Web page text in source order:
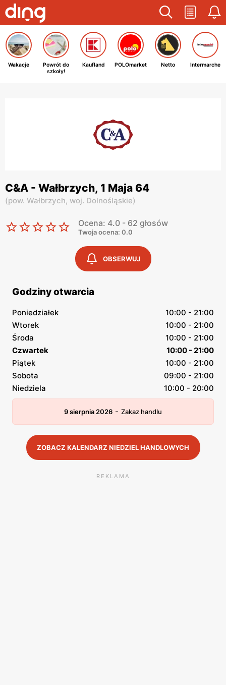
Wakacje
Powrót do
szkoły!
Kaufland POLOmarket Netto Intermarche
C&A - Wałbrzych, 1 Maja 64
(pow. Wałbrzych, woj. Dolnośląskie)
Ocena: 4.0 - 62 głosów
Twoja ocena: 0.0
OBSERWUJ
Godziny otwarcia
Poniedziałek
10:00 - 21:00
Wtorek
10:00 - 21:00
Środa
10:00 - 21:00
Czwartek
10:00 - 21:00
Piątek
10:00 - 21:00
Sobota
09:00 - 21:00
Niedziela
10:00 - 20:00
9 sierpnia 2026 - Zakaz handlu
ZOBACZ KALENDARZ NIEDZIEL HANDLOWYCH
REKLAMA